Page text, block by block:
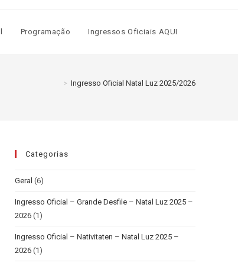
Programação Ingressos Oficiais AQUI
> Ingresso Oficial Natal Luz 2025/2026
Categorias
Geral (6)
Ingresso Oficial – Grande Desfile – Natal Luz 2025 –
2026 (1)
Ingresso Oficial – Nativitaten – Natal Luz 2025 –
2026 (1)